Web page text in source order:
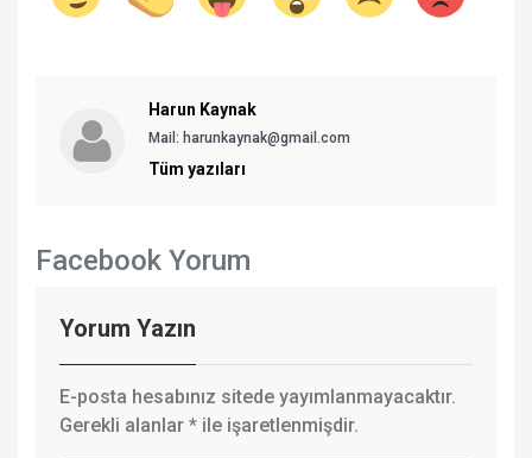
Harun Kaynak
Mail: harunkaynak@gmail.com
Tüm yazıları
Facebook Yorum
Yorum Yazın
E-posta hesabınız sitede yayımlanmayacaktır.
Gerekli alanlar * ile işaretlenmişdir.